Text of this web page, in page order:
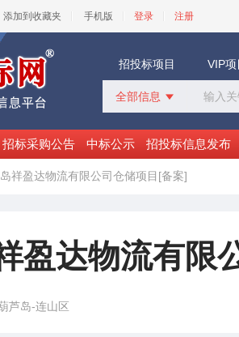
添加到收藏夹 手机版 登录 注册
招投标项目 VIP
全部信息 
招标采购
中标公示
变更公告
询价采购
谈判采购
招标采购公告 中标公示 招投标信息发布
祥盈达物流有限公司仓储项目[备案]
盈达物流有限
芦岛-连山区